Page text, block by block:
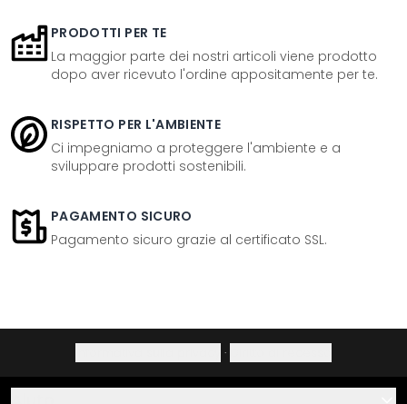
PRODOTTI PER TE
La maggior parte dei nostri articoli viene prodotto
dopo aver ricevuto l'ordine appositamente per te.
RISPETTO PER L'AMBIENTE
Ci impegniamo a proteggere l'ambiente e a
sviluppare prodotti sostenibili.
PAGAMENTO SICURO
Pagamento sicuro grazie al certificato SSL.
·